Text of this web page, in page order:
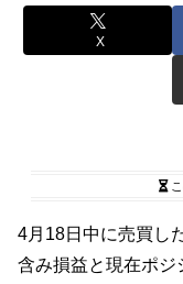
X
4月18日中に売買し
含み損益と現在ポジ